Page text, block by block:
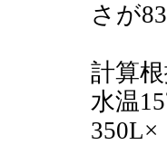
さが
計算
水温
350L×